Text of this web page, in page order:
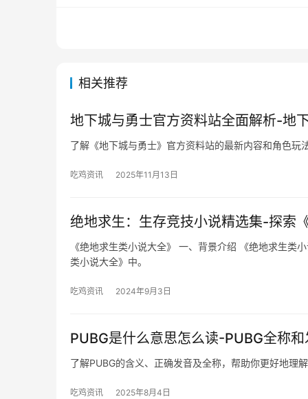
相关推荐
地下城与勇士官方资料站全面解析-地
了解《地下城与勇士》官方资料站的最新内容和角色玩
吃鸡资讯 2025年11月13日
绝地求生：生存竞技小说精选集-探索
《绝地求生类小说大全》 一、背景介绍 《绝地求生类
类小说大全》中。
吃鸡资讯 2024年9月3日
PUBG是什么意思怎么读-PUBG全称
了解PUBG的含义、正确发音及全称，帮助你更好地理
吃鸡资讯 2025年8月4日